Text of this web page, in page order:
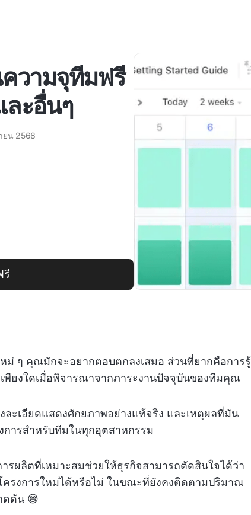
วามจุทีมฟรี
ละอื่นๆ
ยน 2568
รี
ม่ ๆ คุณมักจะอยากตอบตกลงเสมอ ส่วนที่ยากคือการรู้
พียงใดเมื่อพิจารณาจากภาระงานปัจจุบันของทีมคุณ
ะเอียดแสดงศักยภาพอย่างแท้จริง และเหตุผลที่มัน
การสำหรับทีมในทุกอุตสาหกรรม
รผลิตที่เหมาะสมช่วยให้ธุรกิจสามารถตัดสินใจได้ว่า
ครงการใหม่ได้หรือไม่ ในขณะที่ยังคงติดตามปริมาณ
ดดัน 😅